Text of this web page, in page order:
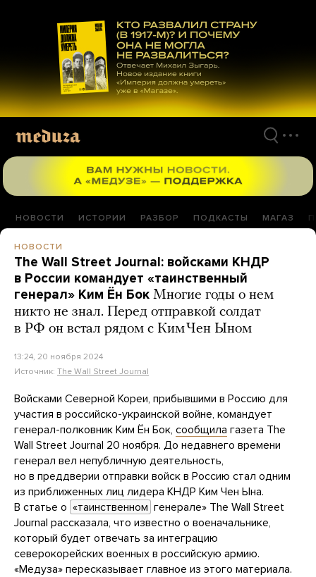
материалам
НОВОСТИ ИСТОРИИ РАЗБОР ПОДКАСТЫ МАГАЗ
НОВОСТИ
The Wall Street Journal: войсками КНДР
в России командует «таинственный
генерал» Ким Ён Бок Многие годы о нем
никто не знал. Перед отправкой солдат
в РФ он встал рядом с Ким Чен Ыном
13:24, 20 ноября 2024
Источник: The Wall Street Journal
Войсками Северной Кореи, прибывшими в Россию для
участия в российско-украинской войне, командует
генерал-полковник Ким Ён Бок, сообщила газета The
Wall Street Journal 20 ноября. До недавнего времени
генерал вел непубличную деятельность,
но в преддверии отправки войск в Россию стал одним
из приближенных лиц лидера КНДР Ким Чен Ына.
В статье о «таинственном генерале» The Wall Street
Journal рассказала, что известно о военачальнике,
который будет отвечать за интеграцию
северокорейских военных в российскую армию.
«Медуза» пересказывает главное из этого материала.